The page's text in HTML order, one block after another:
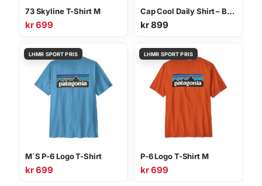
73 Skyline T-Shirt M
kr699
Cap Cool Daily Shirt – Boardshort Logo M
kr899
M´S P-6 Logo T-Shirt
kr699
P-6 Logo T-Shirt M
kr699